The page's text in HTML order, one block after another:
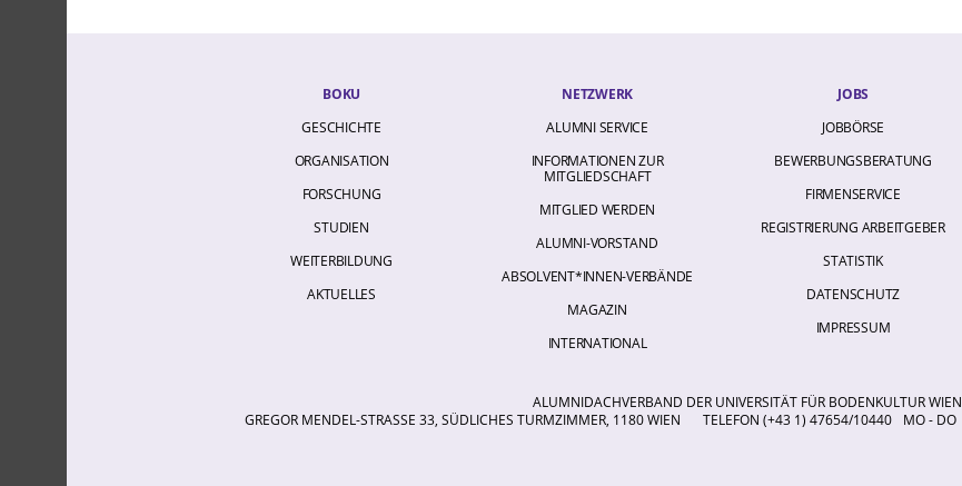
BOKU
GESCHICHTE
ORGANISATION
FORSCHUNG
STUDIEN
WEITERBILDUNG
AKTUELLES
NETZWERK
ALUMNI SERVICE
INFORMATIONEN ZUR
MITGLIEDSCHAFT
MITGLIED WERDEN
ALUMNI-VORSTAND
ABSOLVENT*INNEN-VERBÄNDE
MAGAZIN
INTERNATIONAL
JOBS
JOBBÖRSE
BEWERBUNGSBERATUNG
FIRMENSERVICE
REGISTRIERUNG ARBEITGEBER
STATISTIK
DATENSCHUTZ
IMPRESSUM
ALUMNIDACHVERBAND DER UNIVERSITÄT FÜR BODENKULTUR WIEN
GREGOR MENDEL-STRASSE 33, SÜDLICHES TURMZIMMER, 1180 WIEN
TELEFON (+43 1) 47654/10440 MO - DO